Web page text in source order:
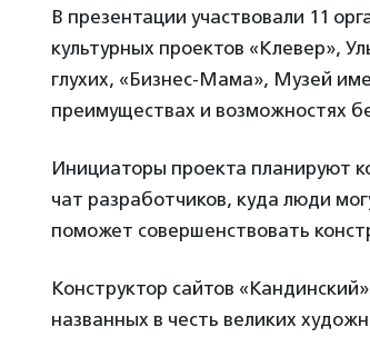
В презентации участвовали 11
культурных проектов «Клевер»,
глухих, «Бизнес-Мама», Музей
преимуществах и возможностях
Инициаторы проекта планируют
чат разработчиков, куда люди
поможет совершенствовать
Конструктор сайтов
названных в честь великих